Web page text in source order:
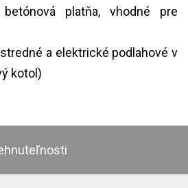
platňa, vhodné pre
a elektrické podlahové v
kotol)
2004)
v r. 2016)